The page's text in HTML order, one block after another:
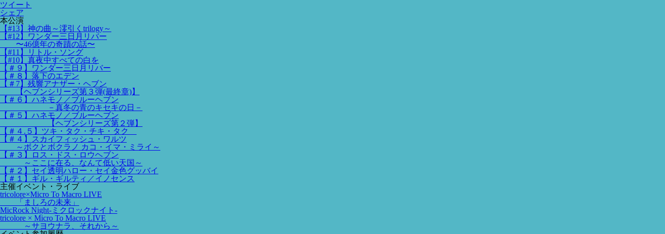
ツイート
シェア
本公演
【#13】神の曲～澪引くtrilogy～
【#12】ワンダー三日月リバー
〜46億年の奇蹟の話〜
【#11】リトル・ソング
【#10】真夜中すべての白を
【＃９】ワンダー三日月リバー
【＃８】落下のエデン
【＃7】残響アナザー・ヘブン
【ヘブンシリーズ第３弾(最終章)】
【＃６】ハネモノ／ブルーヘブン
－真冬の青のキセキの日－
【＃５】ハネモノ／ブルーヘブン
【ヘブンシリーズ第２弾】
【＃４.５】ツキ・タク・チキ・タク
【＃４】スカイフィッシュ・ワルツ
～ボクとボクラノ カコ・イマ・ミライ～
【＃３】ロス・ドス・ロウヘブン
～ここに在る、なんて低い天国～
【＃２】セイ透明ハロー・セイ金色グッバイ
【＃１】ギル・ギルティ／イノセンス
主催イベント・ライブ
tricolore×Micro To Macro LIVE
「ましろの未来」
MicRock Night-ミクロックナイト-
tricolore × Micro To Macro LIVE
～サヨウナラ、それから～